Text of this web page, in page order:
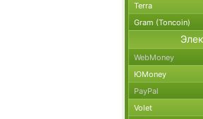
Terra
Gram (Toncoin)
WebMoney
ЮMoney
PayPal
Volet